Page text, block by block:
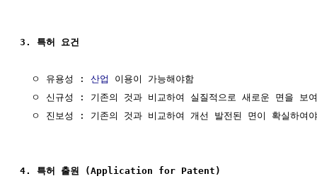
3. 특허 요건
  ㅇ 유용성 :
산업
이용이 가능해야함
ㅇ 신규성 : 기존의 것과 비교하여 실질적으로 새로운 면을 보
ㅇ 진보성 : 기존의 것과 비교하여 개선 발전된 면이 확실하여
4. 특허 출원 (Application for Patent)